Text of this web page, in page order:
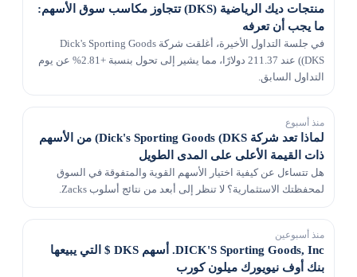
منتجات ديك الرياضية (DKS) تتجاوز مكاسب سوق الأسهم:
ما يجب أن تعرفه
في جلسة التداول الأخيرة، أغلقت شركة Dick's Sporting Goods
(DKS) عند 211.37 دولارًا، مما يشير إلى تحول بنسبة +2.81% عن يوم
التداول السابق.
منذ أسبوع
لماذا تعد شركة Dick's Sporting Goods (DKS) من الأسهم
ذات القيمة الأعلى على المدى الطويل
هل تتساءل عن كيفية اختيار الأسهم القوية والمتفوقة في السوق
لمحفظتك الاستثمارية؟ لا تنظر إلى أبعد من نتائج أسلوب Zacks.
منذ أسبوعين
DICK'S Sporting Goods, Inc. أسهم DKS $ التي يبيعها
بنك أوف نيويورك ميلون كورب